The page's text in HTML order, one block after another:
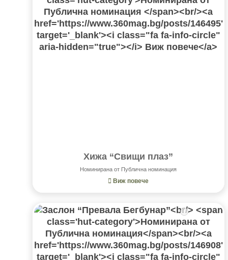
Хижа “Свищи плаз”
Номинирана от Публична номинация
Виж повече